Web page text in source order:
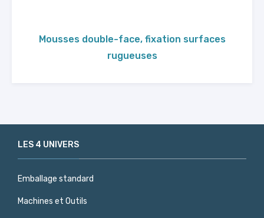
Mousses double-face, fixation surfaces
rugueuses
LES 4 UNIVERS
Emballage standard
Machines et Outils